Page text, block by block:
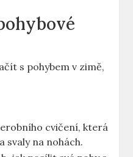
s pohybem ‌v ⁣zimě,
⁢cvičení, která⁤
svaly ⁤na nohách.